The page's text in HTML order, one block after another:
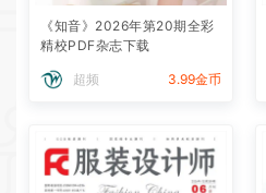
《知音》2026年第20期全彩
精校PDF杂志下载
超频 3.99金币